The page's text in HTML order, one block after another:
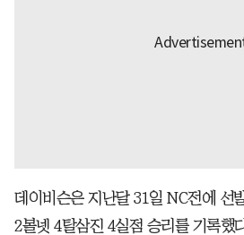
데이비슨은 지난달 31일 NC전에 선
2볼넷 4탈삼진 4실점 승리를 기록했